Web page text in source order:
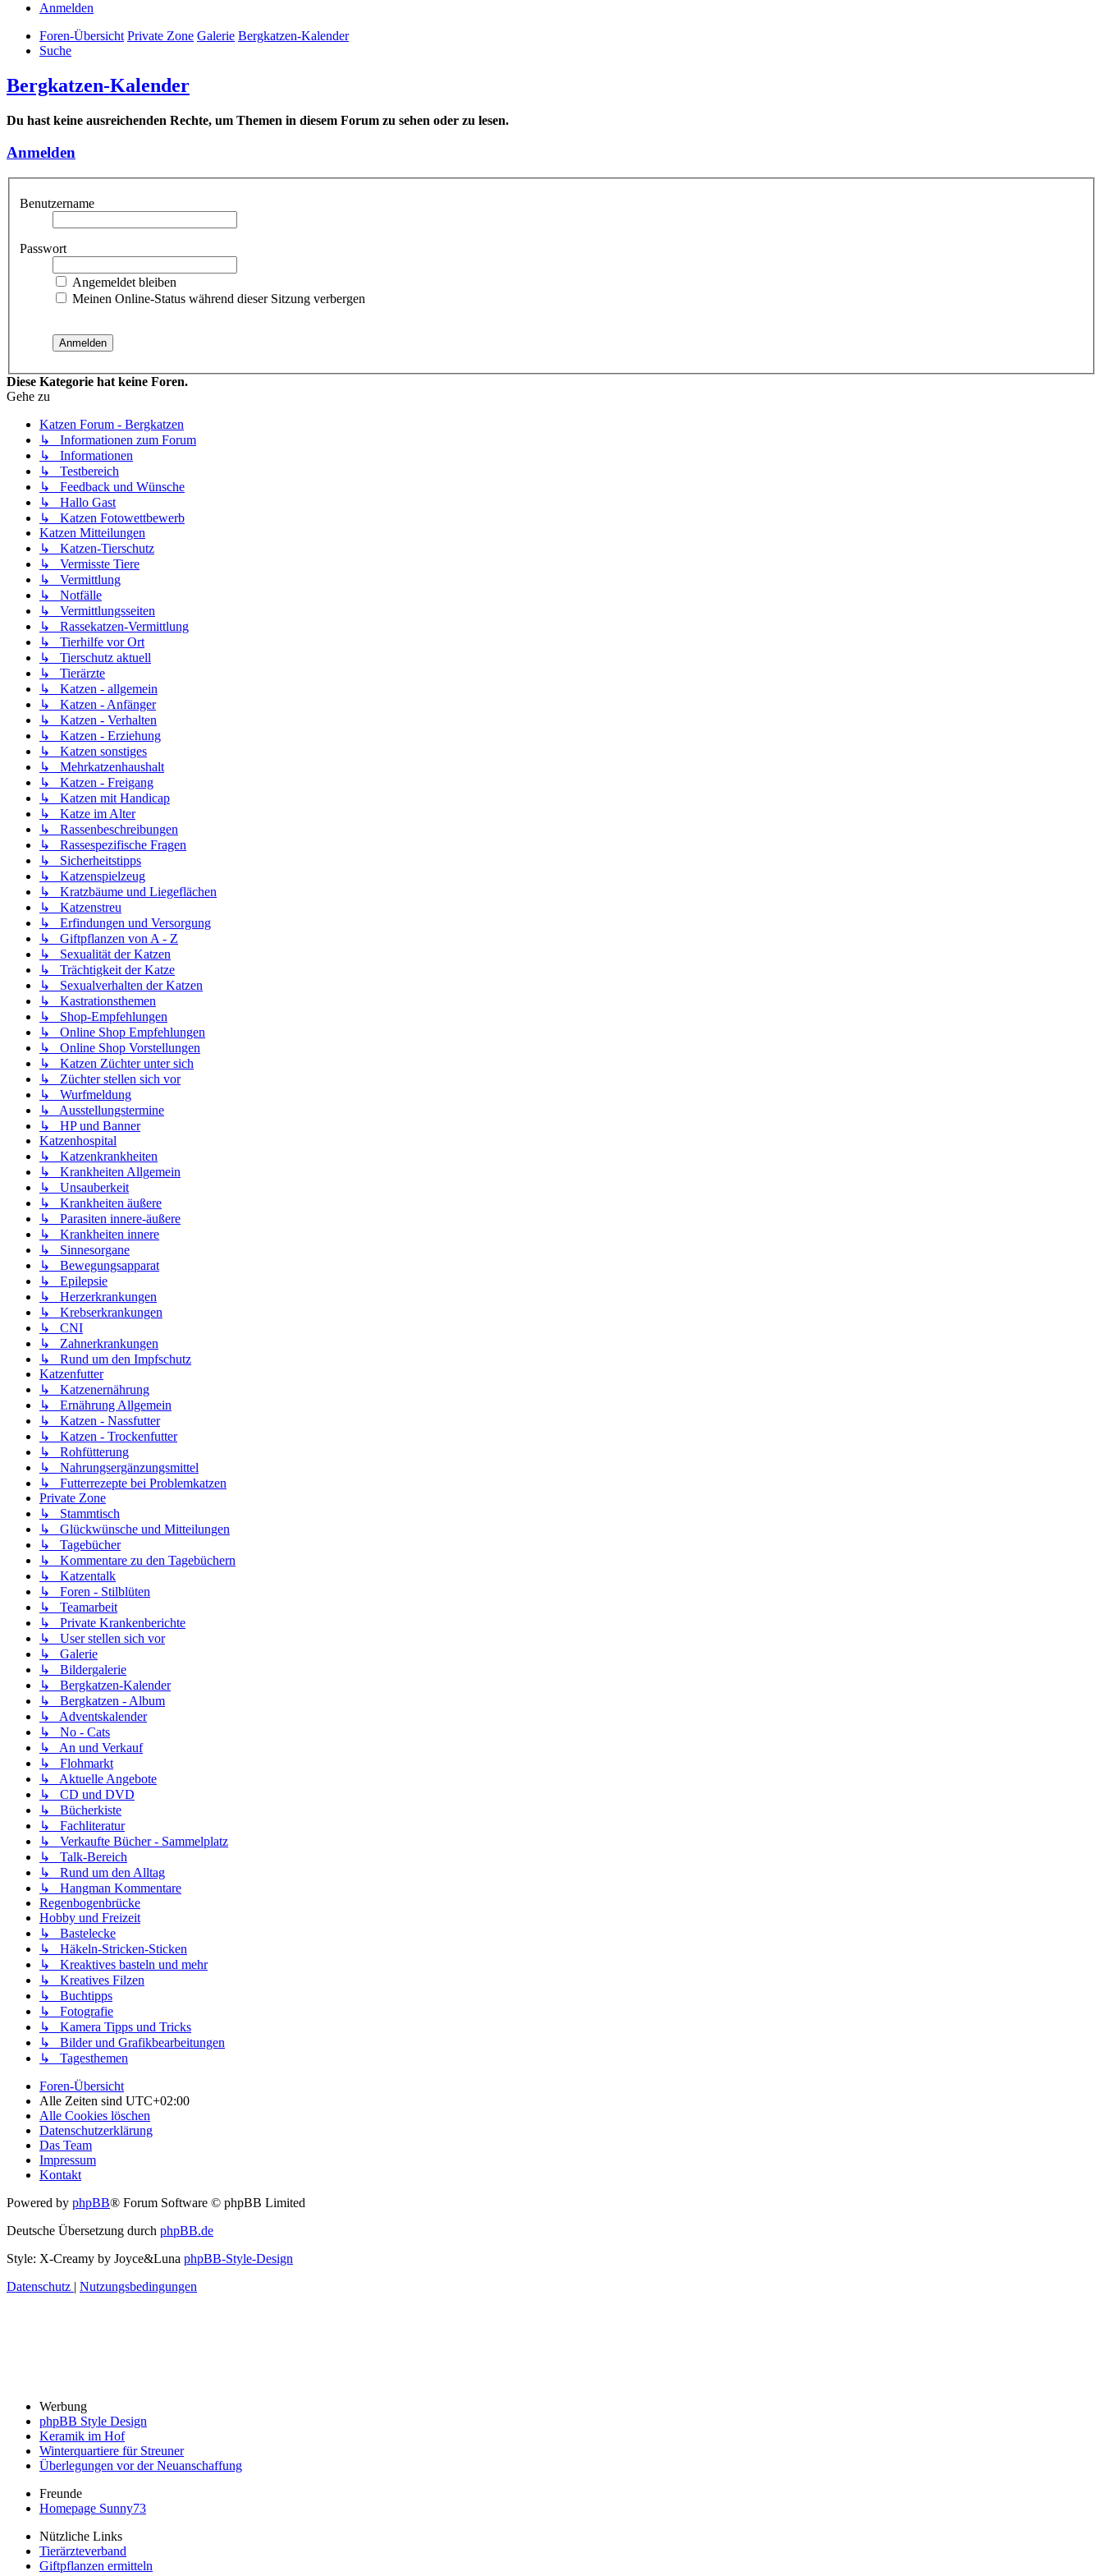
Anmelden
Foren-Übersicht Private Zone Galerie Bergkatzen-Kalender
Suche
Bergkatzen-Kalender
Du hast keine ausreichenden Rechte, um Themen in diesem Forum zu sehen oder zu lesen.
Anmelden
Benutzername
Passwort
Angemeldet bleiben
Meinen Online-Status während dieser Sitzung verbergen
Diese Kategorie hat keine Foren.
Gehe zu
Katzen Forum - Bergkatzen
↳ Informationen zum Forum
↳ Informationen
↳ Testbereich
↳ Feedback und Wünsche
↳ Hallo Gast
↳ Katzen Fotowettbewerb
Katzen Mitteilungen
↳ Katzen-Tierschutz
↳ Vermisste Tiere
↳ Vermittlung
↳ Notfälle
↳ Vermittlungsseiten
↳ Rassekatzen-Vermittlung
↳ Tierhilfe vor Ort
↳ Tierschutz aktuell
↳ Tierärzte
↳ Katzen - allgemein
↳ Katzen - Anfänger
↳ Katzen - Verhalten
↳ Katzen - Erziehung
↳ Katzen sonstiges
↳ Mehrkatzenhaushalt
↳ Katzen - Freigang
↳ Katzen mit Handicap
↳ Katze im Alter
↳ Rassenbeschreibungen
↳ Rassespezifische Fragen
↳ Sicherheitstipps
↳ Katzenspielzeug
↳ Kratzbäume und Liegeflächen
↳ Katzenstreu
↳ Erfindungen und Versorgung
↳ Giftpflanzen von A - Z
↳ Sexualität der Katzen
↳ Trächtigkeit der Katze
↳ Sexualverhalten der Katzen
↳ Kastrationsthemen
↳ Shop-Empfehlungen
↳ Online Shop Empfehlungen
↳ Online Shop Vorstellungen
↳ Katzen Züchter unter sich
↳ Züchter stellen sich vor
↳ Wurfmeldung
↳ Ausstellungstermine
↳ HP und Banner
Katzenhospital
↳ Katzenkrankheiten
↳ Krankheiten Allgemein
↳ Unsauberkeit
↳ Krankheiten äußere
↳ Parasiten innere-äußere
↳ Krankheiten innere
↳ Sinnesorgane
↳ Bewegungsapparat
↳ Epilepsie
↳ Herzerkrankungen
↳ Krebserkrankungen
↳ CNI
↳ Zahnerkrankungen
↳ Rund um den Impfschutz
Katzenfutter
↳ Katzenernährung
↳ Ernährung Allgemein
↳ Katzen - Nassfutter
↳ Katzen - Trockenfutter
↳ Rohfütterung
↳ Nahrungsergänzungsmittel
↳ Futterrezepte bei Problemkatzen
Private Zone
↳ Stammtisch
↳ Glückwünsche und Mitteilungen
↳ Tagebücher
↳ Kommentare zu den Tagebüchern
↳ Katzentalk
↳ Foren - Stilblüten
↳ Teamarbeit
↳ Private Krankenberichte
↳ User stellen sich vor
↳ Galerie
↳ Bildergalerie
↳ Bergkatzen-Kalender
↳ Bergkatzen - Album
↳ Adventskalender
↳ No - Cats
↳ An und Verkauf
↳ Flohmarkt
↳ Aktuelle Angebote
↳ CD und DVD
↳ Bücherkiste
↳ Fachliteratur
↳ Verkaufte Bücher - Sammelplatz
↳ Talk-Bereich
↳ Rund um den Alltag
↳ Hangman Kommentare
Regenbogenbrücke
Hobby und Freizeit
↳ Bastelecke
↳ Häkeln-Stricken-Sticken
↳ Kreaktives basteln und mehr
↳ Kreatives Filzen
↳ Buchtipps
↳ Fotografie
↳ Kamera Tipps und Tricks
↳ Bilder und Grafikbearbeitungen
↳ Tagesthemen
Foren-Übersicht
Alle Zeiten sind UTC+02:00
Alle Cookies löschen
Datenschutzerklärung
Das Team
Impressum
Kontakt
Powered by phpBB® Forum Software © phpBB Limited
Deutsche Übersetzung durch phpBB.de
Style: X-Creamy by Joyce&Luna phpBB-Style-Design
Datenschutz | Nutzungsbedingungen
Werbung
phpBB Style Design
Keramik im Hof
Winterquartiere für Streuner
Überlegungen vor der Neuanschaffung
Freunde
Homepage Sunny73
Nützliche Links
Tierärzteverband
Giftpflanzen ermitteln